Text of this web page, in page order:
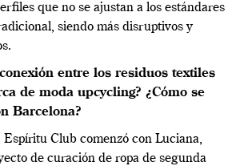
que no se ajustan a los estándares
siendo más disruptivos y
entre los residuos textiles
de moda upcycling? ¿Cómo se
Barcelona?
Club comenzó con Luciana,
de curación de ropa de segunda